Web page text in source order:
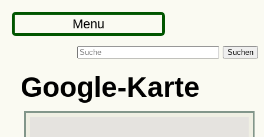
Menu
Suchen
Google-Karte